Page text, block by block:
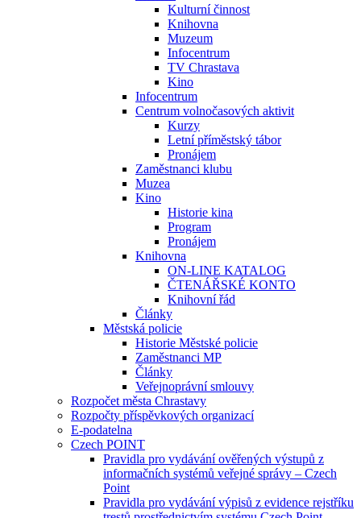
Kulturní činnost
Knihovna
Muzeum
Infocentrum
TV Chrastava
Kino
Infocentrum
Centrum volnočasových aktivit
Kurzy
Letní příměstský tábor
Pronájem
Zaměstnanci klubu
Muzea
Kino
Historie kina
Program
Pronájem
Knihovna
ON-LINE KATALOG
ČTENÁŘSKÉ KONTO
Knihovní řád
Články
Městská policie
Historie Městské policie
Zaměstnanci MP
Články
Veřejnoprávní smlouvy
Rozpočet města Chrastavy
Rozpočty příspěvkových organizací
E-podatelna
Czech POINT
Pravidla pro vydávání ověřených výstupů z
informačních systémů veřejné správy – Czech
Point
Pravidla pro vydávání výpisů z evidence rejstříku